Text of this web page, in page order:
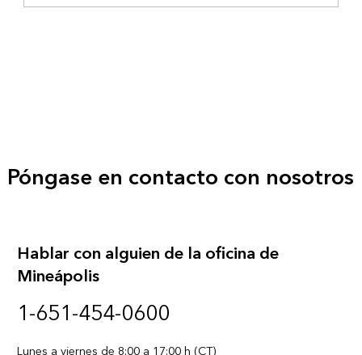
Póngase en contacto con nosotros
Hablar con alguien de la oficina de
Mineápolis
1-651-454-0600